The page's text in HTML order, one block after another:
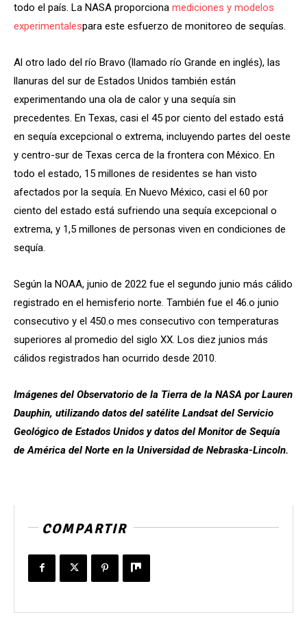
todo el país. La NASA proporciona mediciones y modelos
experimentalespara este esfuerzo de monitoreo de sequías.
Al otro lado del río Bravo (llamado río Grande en inglés), las
llanuras del sur de Estados Unidos también están
experimentando una ola de calor y una sequía sin
precedentes. En Texas, casi el 45 por ciento del estado está
en sequía excepcional o extrema, incluyendo partes del oeste
y centro-sur de Texas cerca de la frontera con México. En
todo el estado, 15 millones de residentes se han visto
afectados por la sequía. En Nuevo México, casi el 60 por
ciento del estado está sufriendo una sequía excepcional o
extrema, y 1,5 millones de personas viven en condiciones de
sequía.
Según la NOAA, junio de 2022 fue el segundo junio más cálido
registrado en el hemisferio norte. También fue el 46.o junio
consecutivo y el 450.o mes consecutivo con temperaturas
superiores al promedio del siglo XX. Los diez junios más
cálidos registrados han ocurrido desde 2010.
Imágenes del Observatorio de la Tierra de la NASA por Lauren
Dauphin, utilizando datos del satélite Landsat del Servicio
Geológico de Estados Unidos y datos del Monitor de Sequía
de América del Norte en la Universidad de Nebraska-Lincoln.
COMPARTIR